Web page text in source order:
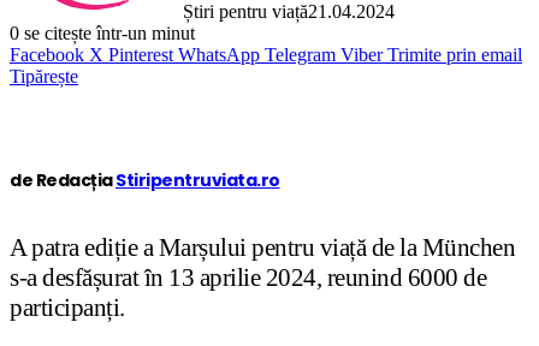
Știri pentru viață21.04.2024
0 se citește într-un minut
Facebook X Pinterest WhatsApp Telegram Viber Trimite prin email
Tipărește
de RedacțiaStiripentruviata.ro
A patra ediție a Marșului pentru viață de la München
s-a desfășurat în 13 aprilie 2024, reunind 6000 de
participanți.